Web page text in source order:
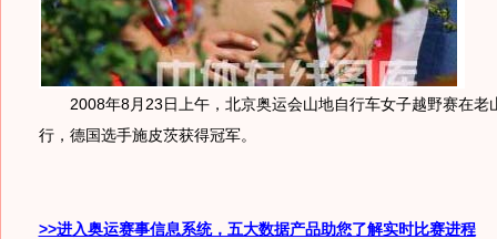
2008年8月23日上午，北京奥运会山地自行车女子越野赛在老
行，德国选手施皮茨获得冠军。
>>进入奥运赛事信息系统，五大数据产品助您了解实时比赛进程